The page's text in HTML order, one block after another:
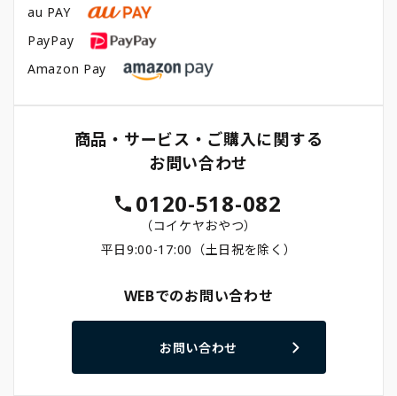
au PAY
PayPay
Amazon Pay
商品・サービス・ご購入に関する
お問い合わせ
0120-518-082
（コイケヤおやつ）
平日9:00-17:00（土日祝を除く）
WEBでのお問い合わせ
お問い合わせ